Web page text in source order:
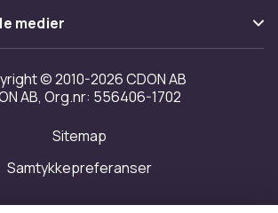
medier
© 2010-2026 CDON AB
AB, Org.nr: 556406-1702
Sitemap
Samtykkepreferanser